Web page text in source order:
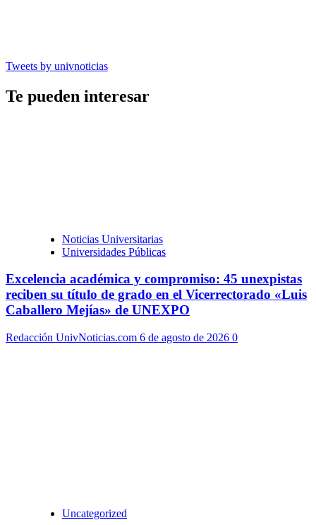
Tweets by univnoticias
Te pueden interesar
Noticias Universitarias
Universidades Públicas
Excelencia académica y compromiso: 45 unexpistas
reciben su título de grado en el Vicerrectorado «Luis
Caballero Mejías» de UNEXPO
Redacción UnivNoticias.com 6 de agosto de 2026 0
Uncategorized